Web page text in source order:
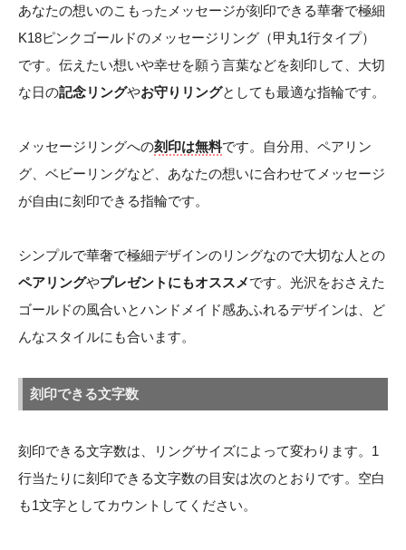
あなたの想いのこもったメッセージが刻印できる華奢で極細
K18ピンクゴールドのメッセージリング（甲丸1行タイプ）
です。伝えたい想いや幸せを願う言葉などを刻印して、大切
な日の記念リングやお守りリングとしても最適な指輪です。
メッセージリングへの刻印は無料です。自分用、ペアリン
グ、ベビーリングなど、あなたの想いに合わせてメッセージ
が自由に刻印できる指輪です。
シンプルで華奢で極細デザインのリングなので大切な人との
ペアリングやプレゼントにもオススメです。光沢をおさえた
ゴールドの風合いとハンドメイド感あふれるデザインは、ど
んなスタイルにも合います。
刻印できる文字数
刻印できる文字数は、リングサイズによって変わります。1
行当たりに刻印できる文字数の目安は次のとおりです。空白
も1文字としてカウントしてください。